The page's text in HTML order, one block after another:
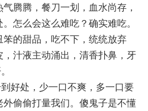
腾腾，餐刀一划，血水尚存，
怎么会这么难吃？确实难吃。
的甜品，吃不下，统统放弃
汁液主动涌出，清香扑鼻，牙
好处，少一口不爽，多一口要
偷偷打量我们。傻鬼子是不懂